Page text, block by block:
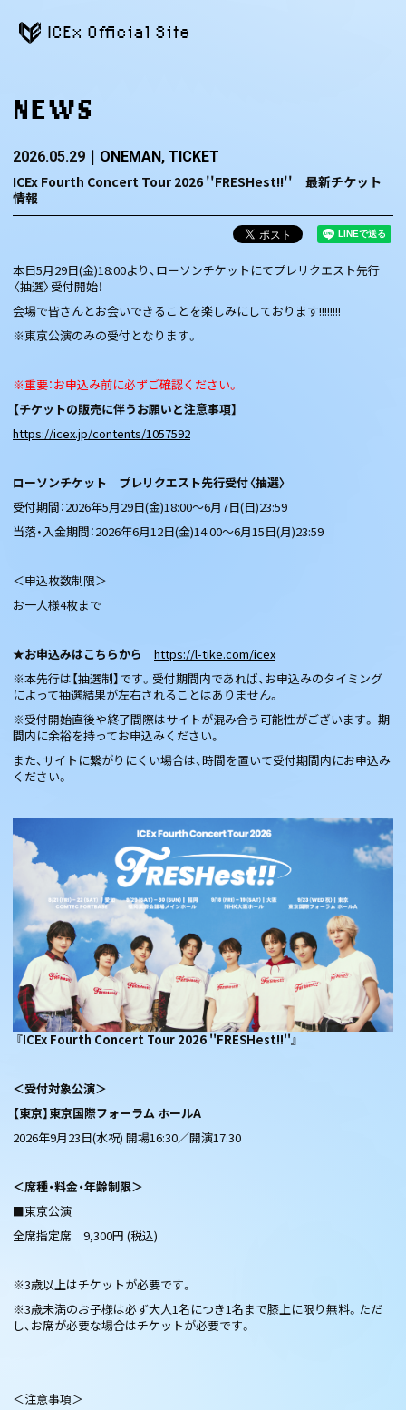
ICEx Official Site
NEWS
2026.05.29 ONEMAN TICKET
ICEx Fourth Concert Tour 2026 ''FRESHest!!'' 最新チケット
情報
本日5月29日(金)18:00より、ローソンチケットにてプレリクエスト先行
〈抽選〉受付開始！
会場で皆さんとお会いできることを楽しみにしております!!!!!!!!
※東京公演のみの受付となります。
※重要：お申込み前に必ずご確認ください。
【チケットの販売に伴うお願いと注意事項】
https://icex.jp/contents/1057592
ローソンチケット プレリクエスト先行受付〈抽選〉
受付期間：2026年5月29日(金)18:00～6月7日(日)23:59
当落・入金期間：2026年6月12日(金)14:00～6月15日(月)23:59
＜申込枚数制限＞
お一人様4枚まで
★お申込みはこちらから
https://l-tike.com/icex
※本先行は【抽選制】です。受付期間内であれば、お申込みのタイミング
によって抽選結果が左右されることはありません。
※受付開始直後や終了間際はサイトが混み合う可能性がございます。 期
間内に余裕を持ってお申込みください。
また、サイトに繋がりにくい場合は、時間を置いて受付期間内にお申込み
ください。
『ICEx Fourth Concert Tour 2026 ''FRESHest!!''』
＜受付対象公演＞
【東京】東京国際フォーラム ホールA
2026年9月23日(水祝) 開場16:30／開演17:30
＜席種・料金・年齢制限＞
■東京公演
全席指定席 9,300円 (税込)
※3歳以上はチケットが必要です。
※3歳未満のお子様は必ず大人1名につき1名まで膝上に限り無料。ただ
し、お席が必要な場合はチケットが必要です。
＜注意事項＞